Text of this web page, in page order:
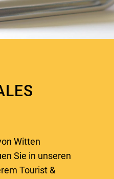
Witten
Sie in unseren
Tourist &